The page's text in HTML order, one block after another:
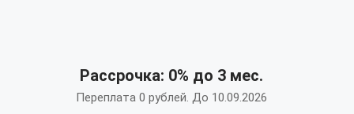
Рассрочка: 0% до 3 мес.
Переплата 0 рублей. До 10.09.2026